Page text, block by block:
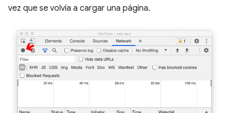
vez que se volvía a cargar una página.